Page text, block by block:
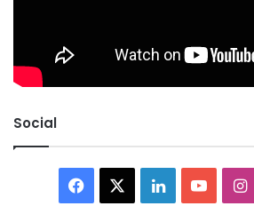
Social
Facebook LinkedIn